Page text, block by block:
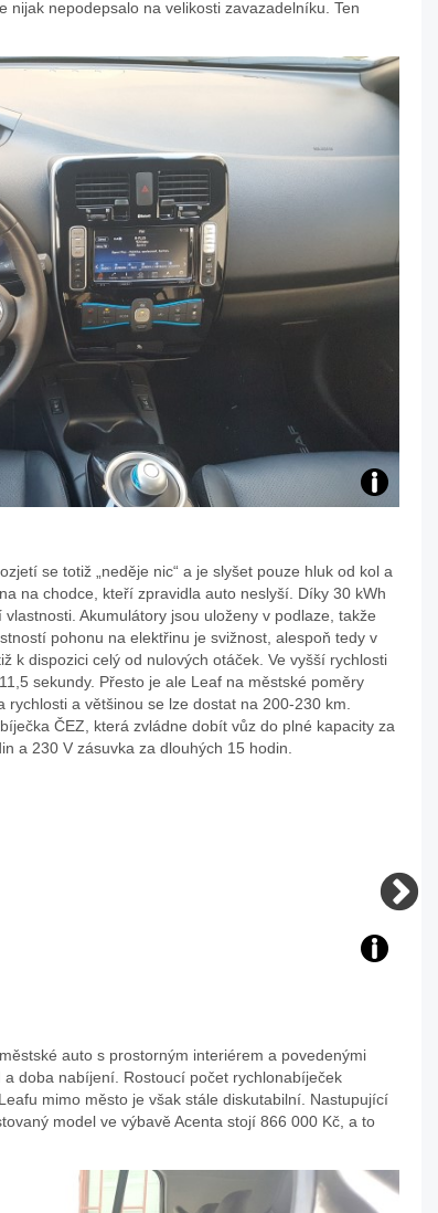
nepodepsalo na velikosti zavazadelníku. Ten
Zdroj:
automobilky
Nissan
se totiž „neděje nic“ a je slyšet pouze hluk od kol a
na chodce, kteří zpravidla auto neslyší. Díky 30 kWh
Akumulátory jsou uloženy v podlaze, takže
pohonu na elektřinu je svižnost, alespoň tedy v
k dispozici celý od nulových otáček. Ve vyšší rychlosti
sekundy. Přesto je ale Leaf na městské poměry
a většinou se lze dostat na 200-230 km.
ČEZ, která zvládne dobít vůz do plné kapacity za
a 230 V zásuvka za dlouhých 15 hodin.
auto s prostorným interiérem a povedenými
doba nabíjení. Rostoucí počet rychlonabíječek
mimo město je však stále diskutabilní. Nastupující
model ve výbavě Acenta stojí 866 000 Kč, a to